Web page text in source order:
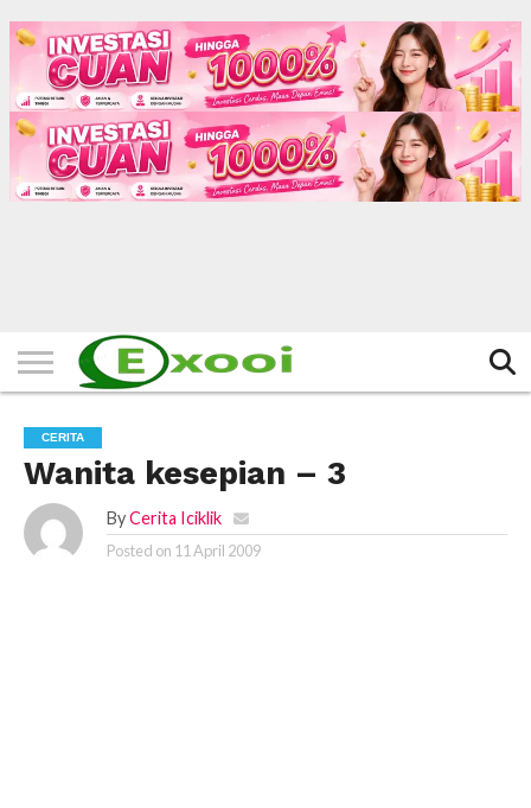
HOME
FILTER
BERITA
BIODATA
CERITA
CERPEN
EKSKLUSIF
FOTO
VIDEO
TIPS
MORE
CERITA
Wanita kesepian – 3
By Cerita Iciklik
Posted on 11 April 2009